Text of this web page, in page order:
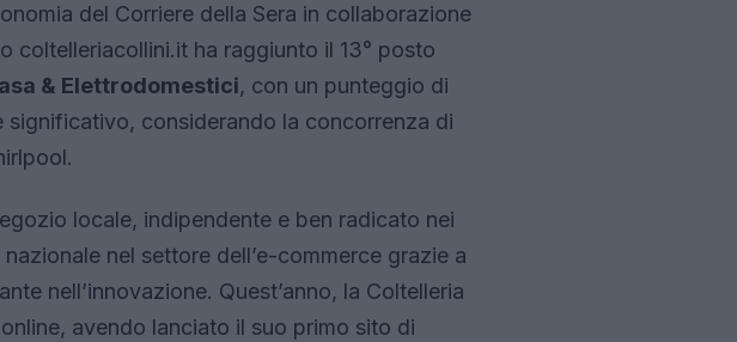
del Corriere della Sera in collaborazione
coltelleriacollini.it ha raggiunto il 13° posto
& Elettrodomestici, con un punteggio di
considerando la concorrenza di
locale, indipendente e ben radicato nei
nel settore dell’e-commerce grazie a
nell’innovazione. Quest’anno, la Coltelleria
avendo lanciato il suo primo sito di